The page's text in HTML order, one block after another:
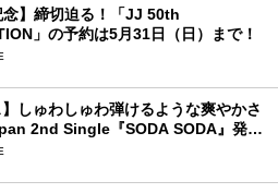
念】締切迫る！「JJ 50th
」の予約は5月31日（日）まで！
】しゅわしゅわ弾けるような爽やかさ
2nd Single『SODA SODA』発売
を詳細レポ